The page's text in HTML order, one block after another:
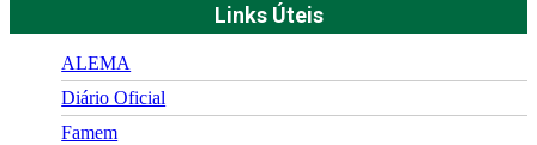
Links Úteis
ALEMA
Diário Oficial
Famem